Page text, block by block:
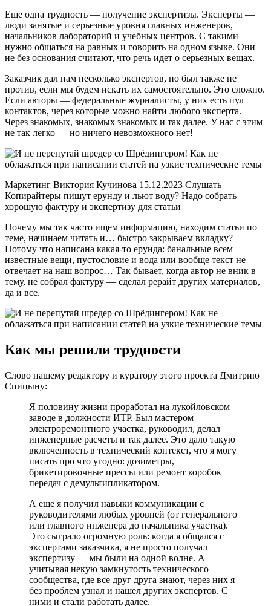
Еще одна трудность — получение экспертизы. Эксперты —
люди занятые и серьезные уровня главных инженеров,
начальников лабораторий и учебных центров. С такими
нужно общаться на равных и говорить на одном языке. Они
не без основания считают, что речь идет о серьезных вещах.
Заказчик дал нам несколько экспертов, но был также не
против, если мы будем искать их самостоятельно. Это сложно.
Если авторы — федеральные журналисты, у них есть пул
контактов, через которые можно найти любого эксперта.
Через знакомых, знакомых знакомых и так далее. У нас с этим
не так легко — но ничего невозможного нет!
Маркетинг Виктория Кучинова 15.12.2023 Слушать
Копирайтеры пишут ерунду и льют воду? Надо собрать
хорошую фактуру и экспертизу для статьи
Почему мы так часто ищем информацию, находим статьи по
теме, начинаем читать и… быстро закрываем вкладку?
Потому что написана какая-то ерунда: банальные всем
известные вещи, пустословие и вода или вообще текст не
отвечает на наш вопрос… Так бывает, когда автор не вник в
тему, не собрал фактуру — сделал рерайт других материалов,
да и все.
Как мы решили трудности
Слово нашему редактору и куратору этого проекта Дмитрию
Спицыну:
Я половину жизни проработал на лукойловском
заводе в должности ИТР. Был мастером
электроремонтного участка, руководил, делал
инженерные расчеты и так далее. Это дало такую
включенность в технический контекст, что я могу
писать про что угодно: дозиметры,
брикетировочные прессы или ремонт коробок
передач с демультипликатором.
А еще я получил навыки коммуникации с
руководителями любых уровней (от генерального
или главного инженера до начальника участка).
Это сыграло огромную роль: когда я общался с
экспертами заказчика, я не просто получал
экспертизу — мы были на одной волне. А
учитывая некую замкнутость технического
сообщества, где все друг друга знают, через них я
без проблем узнал и нашел других экспертов. С
ними и стали работать далее.